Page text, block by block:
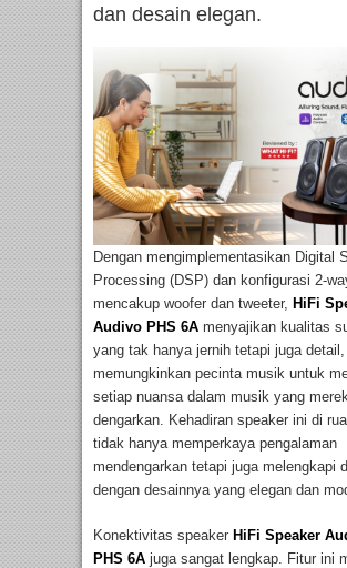
dan desain elegan.
Dengan mengimplementasikan Digital
Processing (DSP) dan konfigurasi 2-
mencakup woofer dan tweeter, HiFi
Audivo PHS 6A menyajikan kualitas
yang tak hanya jernih tetapi juga detail,
memungkinkan pecinta musik untuk
setiap nuansa dalam musik yang
dengarkan. Kehadiran speaker ini di
tidak hanya memperkaya pengalaman
mendengarkan tetapi juga melengkapi
dengan desainnya yang elegan dan
Konektivitas speaker HiFi Speaker
PHS 6A juga sangat lengkap. Fitur ini